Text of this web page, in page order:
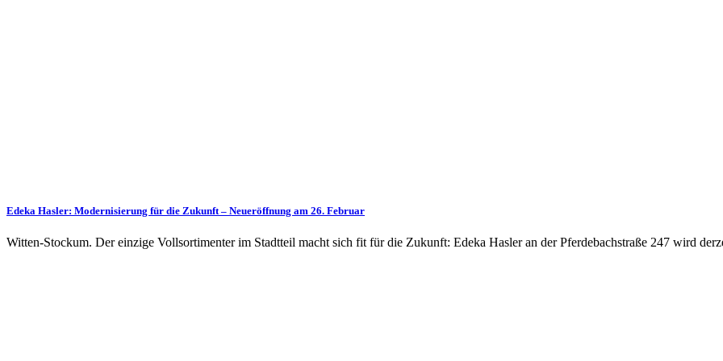
Edeka Hasler: Modernisierung für die Zukunft – Neueröffnung am 26. Februar
Witten-Stockum. Der einzige Vollsortimenter im Stadtteil macht sich fit für die Zukunft: Edeka Hasler an der Pferdebachstraße 247 wird